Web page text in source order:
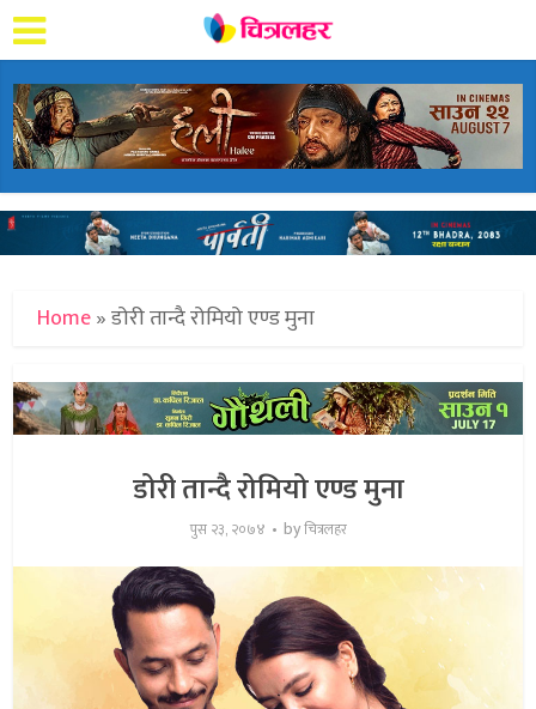
Home»डोरी तान्दै रोमियो एण्ड मुना
डोरी तान्दै रोमियो एण्ड मुना
पुस २३, २०७४ byचित्रलहर